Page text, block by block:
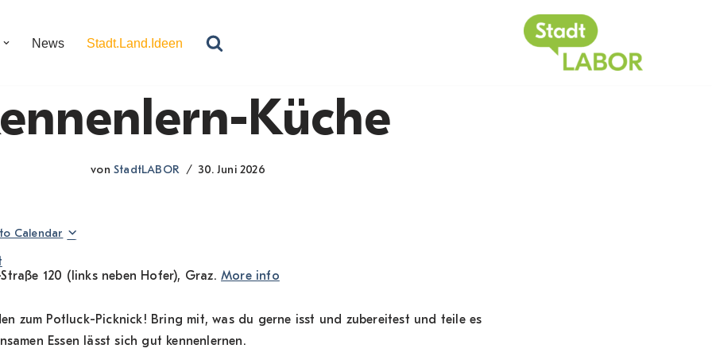
News Stadt.Land.Ideen
Küche
von StadtLABOR 30. Juni 2026
Calendar
120 (links neben Hofer), Graz.More info
zum Potluck-Picknick! Bring mit, was du gerne isst und zubereitest und teile es
Essen lässt sich gut kennenlernen.